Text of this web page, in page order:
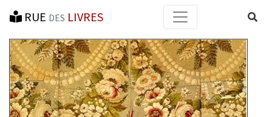
RUE DES LIVRES